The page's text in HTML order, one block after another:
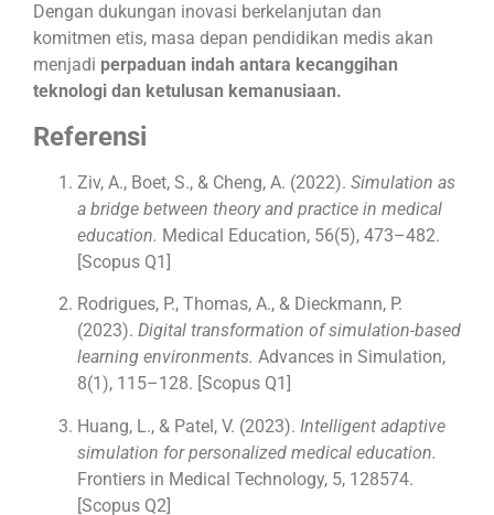
Dengan dukungan inovasi berkelanjutan dan
komitmen etis, masa depan pendidikan medis akan
menjadi perpaduan indah antara kecanggihan
teknologi dan ketulusan kemanusiaan.
Referensi
Ziv, A., Boet, S., & Cheng, A. (2022). Simulation as
a bridge between theory and practice in medical
education. Medical Education, 56(5), 473–482.
[Scopus Q1]
Rodrigues, P., Thomas, A., & Dieckmann, P.
(2023). Digital transformation of simulation-based
learning environments. Advances in Simulation,
8(1), 115–128. [Scopus Q1]
Huang, L., & Patel, V. (2023). Intelligent adaptive
simulation for personalized medical education.
Frontiers in Medical Technology, 5, 128574.
[Scopus Q2]